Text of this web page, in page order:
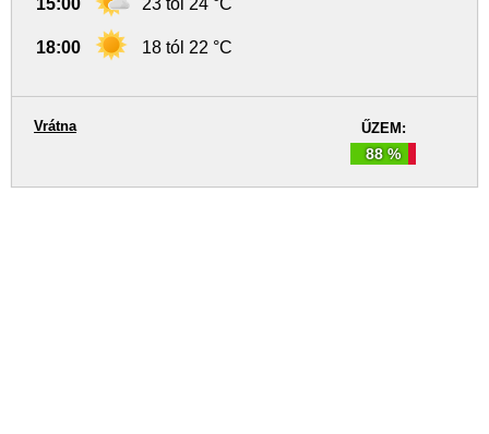
15:00 23 tól 24 °C
18:00 18 tól 22 °C
ŰZEM:
88 %
Vrátna